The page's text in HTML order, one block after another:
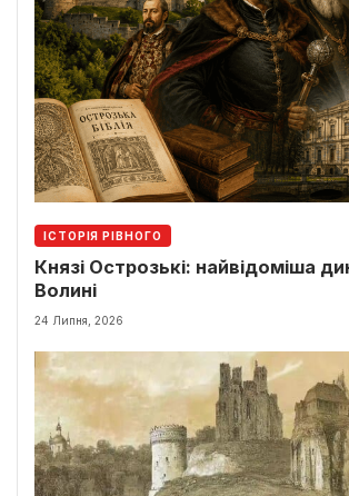
ІСТОРІЯ РІВНОГО
Князі Острозькі: найвідоміша
Волині
24 Липня, 2026